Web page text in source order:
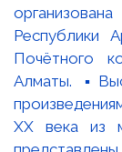
Республики
Почётного
Алматы.
XX века из